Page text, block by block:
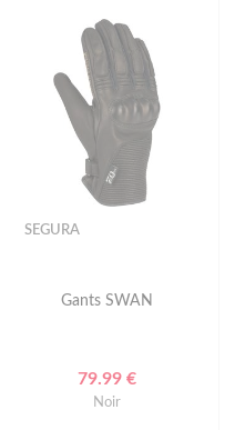
SEGURA
Gants SWAN
79.99 €
Noir